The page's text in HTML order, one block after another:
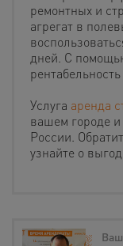
ремонтных и
агрегат в
дней. С
Услуга аренда
вашем городе и
России.
узнайте о